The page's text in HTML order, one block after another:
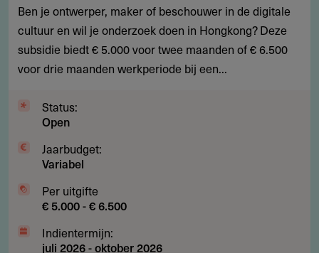
6.500
voor
residency
mediakunst
Hongkong
Ben je ontwerper, maker of beschouwer in de digitale
cultuur en wil je onderzoek doen in Hongkong? Deze
subsidie biedt € 5.000 voor twee maanden of € 6.500
voor drie maanden werkperiode bij een...
Status:
Open
Jaarbudget:
Variabel
Per uitgifte
€ 5.000 - € 6.500
Indientermijn:
juli 2026-oktober 2026